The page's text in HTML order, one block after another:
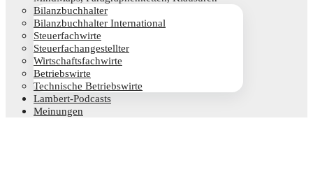
Bilanz­buch­hal­ter
Bilanz­buch­hal­ter International
Steu­er­fach­wir­te
Steu­er­fach­an­ge­stell­ter
Wirt­schafts­fach­wir­te
Betriebs­wir­te
Tech­ni­sche Betriebswirte
Lam­­bert-Pod­­casts
Mei­nun­gen